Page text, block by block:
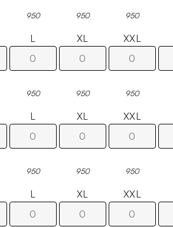
950 950 950
L
950
XL
950
XXL
950
L
950
XL
950
XXL
950
L XL XXL